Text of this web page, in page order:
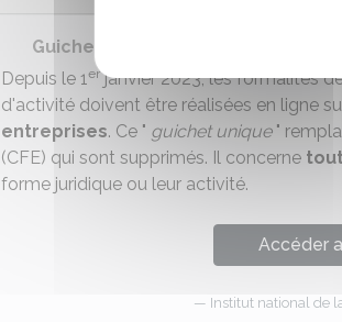
Guichet des formalités des
Depuis le 1erjanvier 2023, les formalités
d'activité doivent être réalisées en ligne
entreprises. Ce " guichet unique"
(CFE) qui sont supprimés. Il concerne
forme juridique ou leur activité.
Accéder
Institut national de